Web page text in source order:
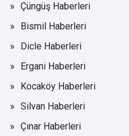
Çüngüş Haberleri
Bismil Haberleri
Dicle Haberleri
Ergani Haberleri
Kocaköy Haberleri
Silvan Haberleri
Çınar Haberleri